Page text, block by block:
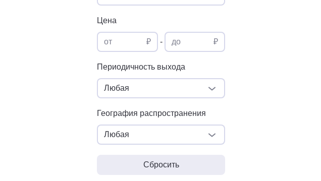
Цена
от ₽ - до ₽
Периодичность выхода
Любая
География распространения
Любая
Сбросить